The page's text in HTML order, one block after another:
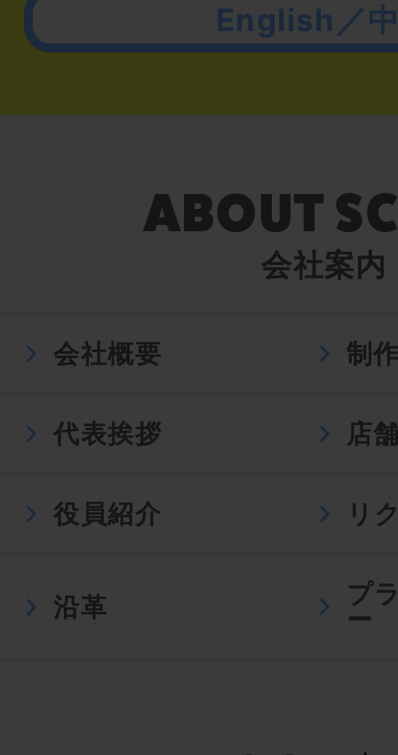
English／
会社案内
会社概要 制
代表挨拶 店
役員紹介 リ
沿革
プ
ー